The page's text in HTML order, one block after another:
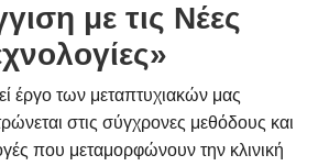
με τις Νέες
έργο των μεταπτυχιακών μας
στις σύγχρονες μεθόδους και
που μεταμορφώνουν την κλινική